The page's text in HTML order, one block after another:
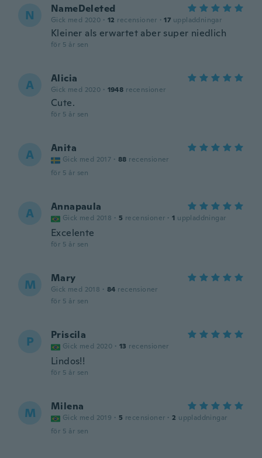
N NameDeleted
Gick med 2020 · 12 recensioner · 17 uppladdningar
Kleiner als erwartet aber super niedlich
för 5 år sen
A Alicia
Gick med 2020 · 1948 recensioner
Cute.
för 5 år sen
A Anita
Gick med 2017 · 88 recensioner
för 5 år sen
A Annapaula
Gick med 2018 · 5 recensioner · 1 uppladdningar
Excelente
för 5 år sen
M Mary
Gick med 2018 · 84 recensioner
för 5 år sen
P Priscila
Gick med 2020 · 13 recensioner
Lindos!!
för 5 år sen
M Milena
Gick med 2019 · 5 recensioner · 2 uppladdningar
för 5 år sen